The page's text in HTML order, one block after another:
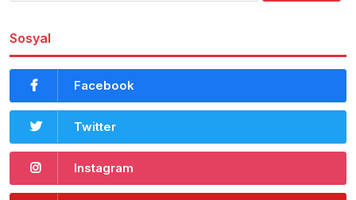
Sosyal
Facebook
Twitter
Instagram